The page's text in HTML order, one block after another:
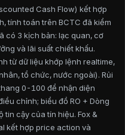
Cash Flow) kết hợp
tính toán trên BCTC đã kiểm
có 3 kịch bản: lạc quan, cơ
và lãi suất chiết khấu.
từ dữ liệu khớp lệnh realtime,
tổ chức, nước ngoài). Rủi
0-100 để nhận diện
chỉnh; biểu đồ RO + Dòng
tin cậy của tín hiệu. Fox &
kết hợp price action và